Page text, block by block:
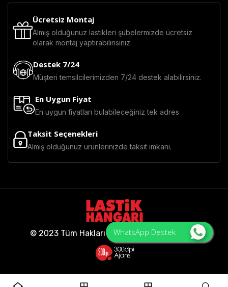
WhatsApp Destek
Ücretsiz Montaj
Almış olduğunuz lastikleri şubelermizde ücretsiz
olarak montaj yaptırabilirisiniz.
Destek 7/24
Müşteri temsilcilerimizden 7/24 destek alabilirsiniz.
En Uygun Fiyat
En uygun fiyatları bulabileceğiniz tek adres
Taksit Seçenekleri
Almış olduğunuz ürünlerinizde taksit imkanı.
© 2023 Tüm Hakları Saklıdır - Lastik Hangarı